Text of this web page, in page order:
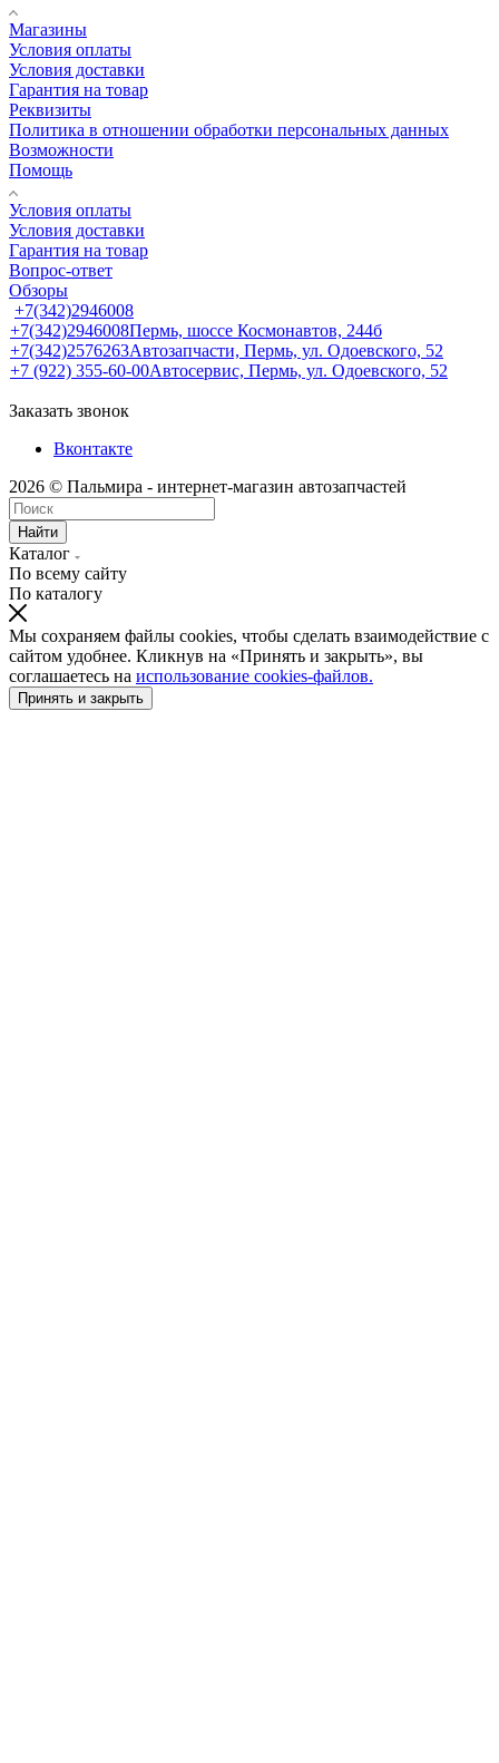
Магазины
Условия оплаты
Условия доставки
Гарантия на товар
Реквизиты
Политика в отношении обработки персональных данных
Возможности
Помощь
Условия оплаты
Условия доставки
Гарантия на товар
Вопрос-ответ
Обзоры
+7(342)2946008
+7(342)2946008Пермь, шоссе Космонавтов, 244б
+7(342)2576263Автозапчасти, Пермь, ул. Одоевского, 52
+7 (922) 355-60-00Автосервис, Пермь, ул. Одоевского, 52
Заказать звонок
Вконтакте
2026 © Пальмира - интернет-магазин автозапчастей
Найти
Каталог
По всему сайту
По каталогу
Мы сохраняем файлы cookies, чтобы сделать взаимодействие с
сайтом удобнее. Кликнув на «Принять и закрыть», вы
соглашаетесь на использование cookies-файлов.
Принять и закрыть